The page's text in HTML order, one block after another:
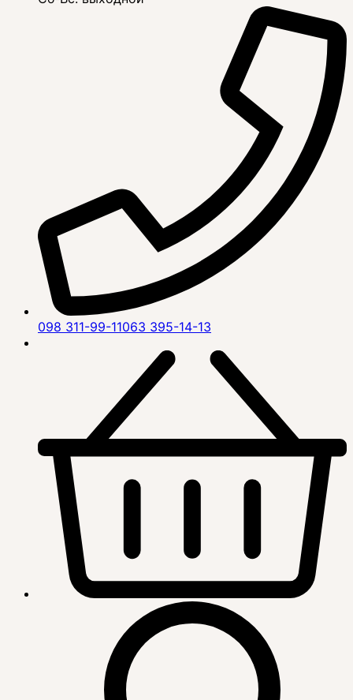
098 311-99-11063 395-14-13